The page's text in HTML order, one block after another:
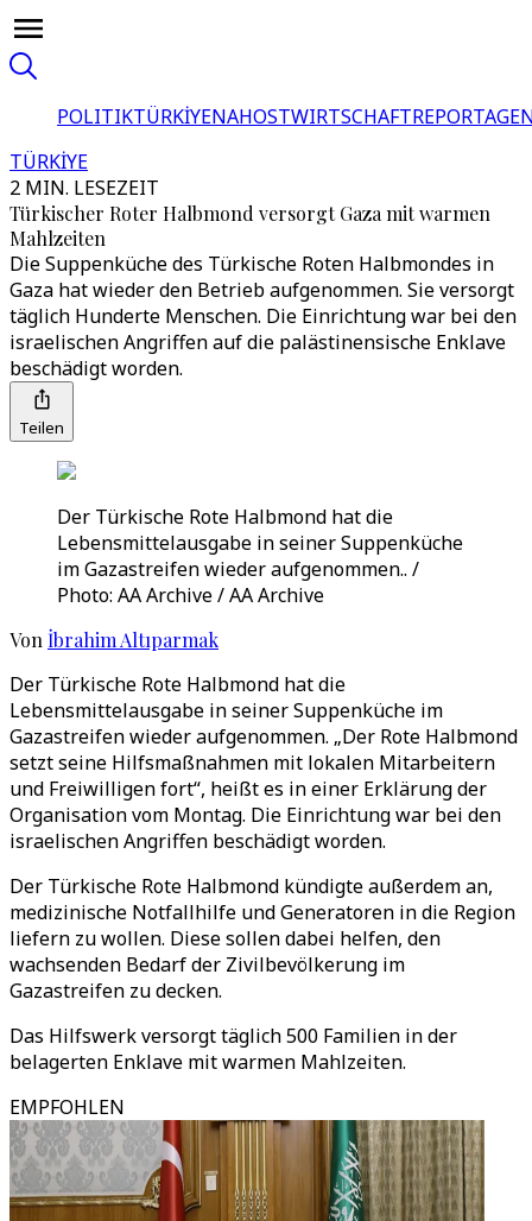
POLITIKTÜRKİYENAHOSTWIRTSCHAFT
TÜRKİYE
2 MIN. LESEZEIT
Türkischer Roter Halbmond versorgt Gaza mit warmen
Mahlzeiten
Die Suppenküche des Türkische Roten Halbmondes in
Gaza hat wieder den Betrieb aufgenommen. Sie versorgt
täglich Hunderte Menschen. Die Einrichtung war bei den
israelischen Angriffen auf die palästinensische Enklave
beschädigt worden.
Teilen
Der Türkische Rote Halbmond hat die
Lebensmittelausgabe in seiner Suppenküche
im Gazastreifen wieder aufgenommen.. /
Photo: AA Archive / AA Archive
Von İbrahim Altıparmak
Der Türkische Rote Halbmond hat die
Lebensmittelausgabe in seiner Suppenküche im
Gazastreifen wieder aufgenommen. „Der Rote Halbmond
setzt seine Hilfsmaßnahmen mit lokalen Mitarbeitern
und Freiwilligen fort“, heißt es in einer Erklärung der
Organisation vom Montag. Die Einrichtung war bei den
israelischen Angriffen beschädigt worden.
Der Türkische Rote Halbmond kündigte außerdem an,
medizinische Notfallhilfe und Generatoren in die Region
liefern zu wollen. Diese sollen dabei helfen, den
wachsenden Bedarf der Zivilbevölkerung im
Gazastreifen zu decken.
Das Hilfswerk versorgt täglich 500 Familien in der
belagerten Enklave mit warmen Mahlzeiten.
EMPFOHLEN